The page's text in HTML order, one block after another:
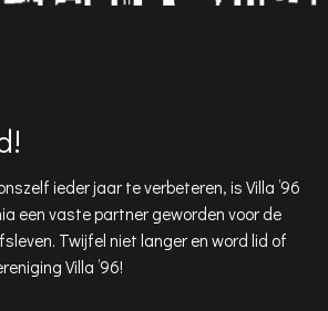
ieder jaar te verbeteren, is Villa ’96
een vaste partner geworden voor de
Twijfel niet langer en word lid of
Villa ’96!